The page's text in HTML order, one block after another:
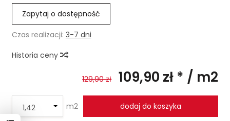
Zapytaj o dostępność
Czas realizacji: 3-7 dni
Historia ceny
129,90 zł 109,90 zł * / m2
m2 dodaj do koszyka